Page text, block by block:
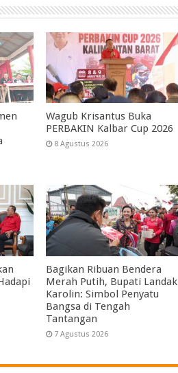
Wagub Krisantus Buka
PERBAKIN Kalbar Cup 2026
8 Agustus 2026
Bagikan Ribuan Bendera
Merah Putih, Bupati Landak
Karolin: Simbol Penyatu
Bangsa di Tengah
Tantangan
7 Agustus 2026